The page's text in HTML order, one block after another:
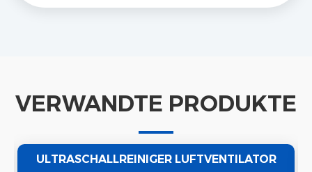
VERWANDTE PRODUKTE
ULTRASCHALLREINIGER LUFTVENTILATOR